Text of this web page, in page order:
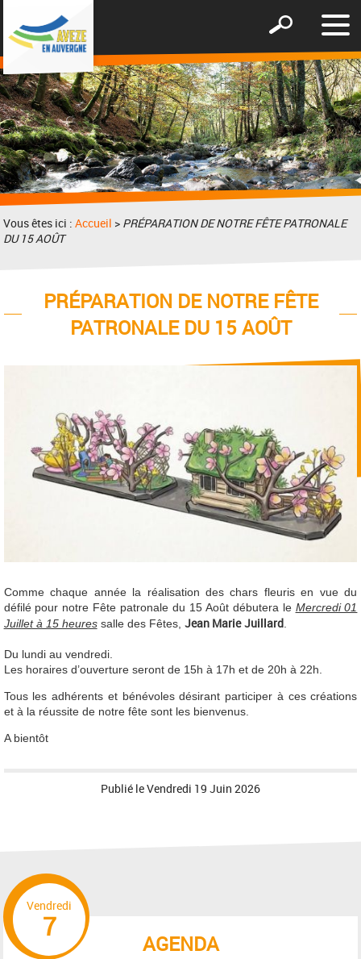
le
Afficher
formulaire
de
recherche
Vous êtes ici :Accueil > PRÉPARATION DE NOTRE FÊTE PATRONALE
DU 15 AOÛT
PRÉPARATION DE NOTRE FÊTE
PATRONALE DU 15 AOÛT
Comme chaque année la réalisation des chars fleuris en vue du
défilé pour notre Fête patronale du 15 Août débutera le Mercredi 01
Juillet à 15 heuressalle des Fêtes, Jean Marie Juillard
Du lundi au vendredi.
Les horaires d’ouverture seront de 15h à 17h et de 20h à 22h.
Tous les adhérents et bénévoles désirant participer à ces créations
et à la réussite de notre fête sont les bienvenus.
A bientôt
Publié leVendredi 19 Juin 2026
AGENDA
Vendredi
7